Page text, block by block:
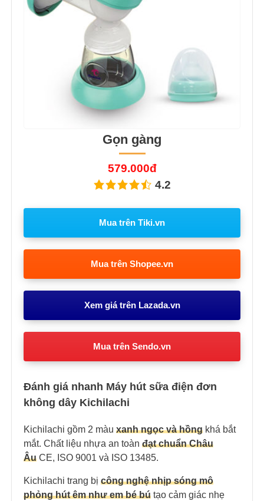
Gọn gàng
579.000đ
4.2
Mua trên Tiki.vn
Mua trên Shopee.vn
Xem giá trên Lazada.vn
Mua trên Sendo.vn
Đánh giá nhanh Máy hút sữa điện đơn
không dây Kichilachi
Kichilachi gồm 2 màu xanh ngọc và hồng khá bắt
mắt. Chất liệu nhựa an toàn đạt chuẩn Châu
Âu CE, ISO 9001 và ISO 13485.
Kichilachi trang bị công nghệ nhịp sóng mô
phỏng hút êm như em bé bú tạo cảm giác nhẹ